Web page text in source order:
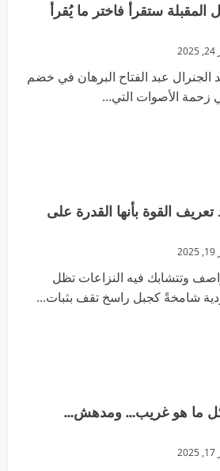
المقبلة ستقرأ فاختر ما يُقرأ
الجنرال عبد الفتاح البرهان في خضم
زحمة الأصوات التي...
القوة بأنها القدرة على
وتتشابك فيه النزاعات تظل
شامخةً كجبل راسخ تقف بثبات...
ما هو غريب… ومدهش…